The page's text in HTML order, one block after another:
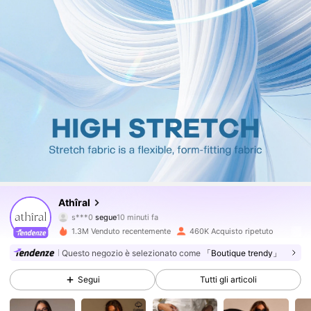
Athîral
4.78 566K Follower
s***0 segue
m***a sta navigando
4.78
566K Follower
4.78 566K Follower
1.3M Venduto recentemente 460K Acquisto ripetuto
Questo negozio è selezionato come 「Boutique trendy」
Segui Tutti gli articoli